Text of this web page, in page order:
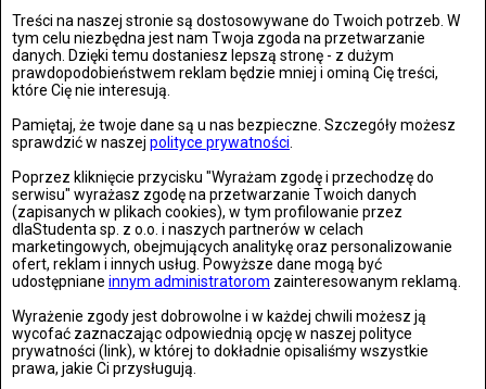
Treści na naszej stronie są dostosowywane do Twoich potrzeb. W
tym celu niezbędna jest nam Twoja zgoda na przetwarzanie
danych. Dzięki temu dostaniesz lepszą stronę - z dużym
prawdopodobieństwem reklam będzie mniej i ominą Cię treści,
które Cię nie interesują.
Pamiętaj, że twoje dane są u nas bezpieczne. Szczegóły możesz
sprawdzić w naszej polityce prywatności
Poprzez kliknięcie przycisku "Wyrażam zgodę i przechodzę do
serwisu" wyrażasz zgodę na przetwarzanie Twoich danych
(zapisanych w plikach cookies), w tym profilowanie przez
dlaStudenta sp. z o.o. i naszych partnerów w celach
marketingowych, obejmujących analitykę oraz personalizowanie
ofert, reklam i innych usług. Powyższe dane mogą być
udostępniane innym administratorom zainteresowanym reklamą.
Wyrażenie zgody jest dobrowolne i w każdej chwili możesz ją
wycofać zaznaczając odpowiednią opcję w naszej polityce
prywatności (link), w której to dokładnie opisaliśmy wszystkie
prawa, jakie Ci przysługują.
Życzenia wielkanocne 2026. Piękne, krótkie i gotowe
teksty na Wielkanoc
czwartek, 02 kwietnia 2026, 13:28
Historyczny lot Artemis II. Pierwsza taka misja od
ponad 50 lat
czwartek, 02 kwietnia 2026, 18:10
Reputacja pod kontrolą - jak działa nowoczesny
monitoring marki?
piątek, 27 lutego 2026, 14:57
Niezawodny, pancerny smartfon – wybór dla
wymagających